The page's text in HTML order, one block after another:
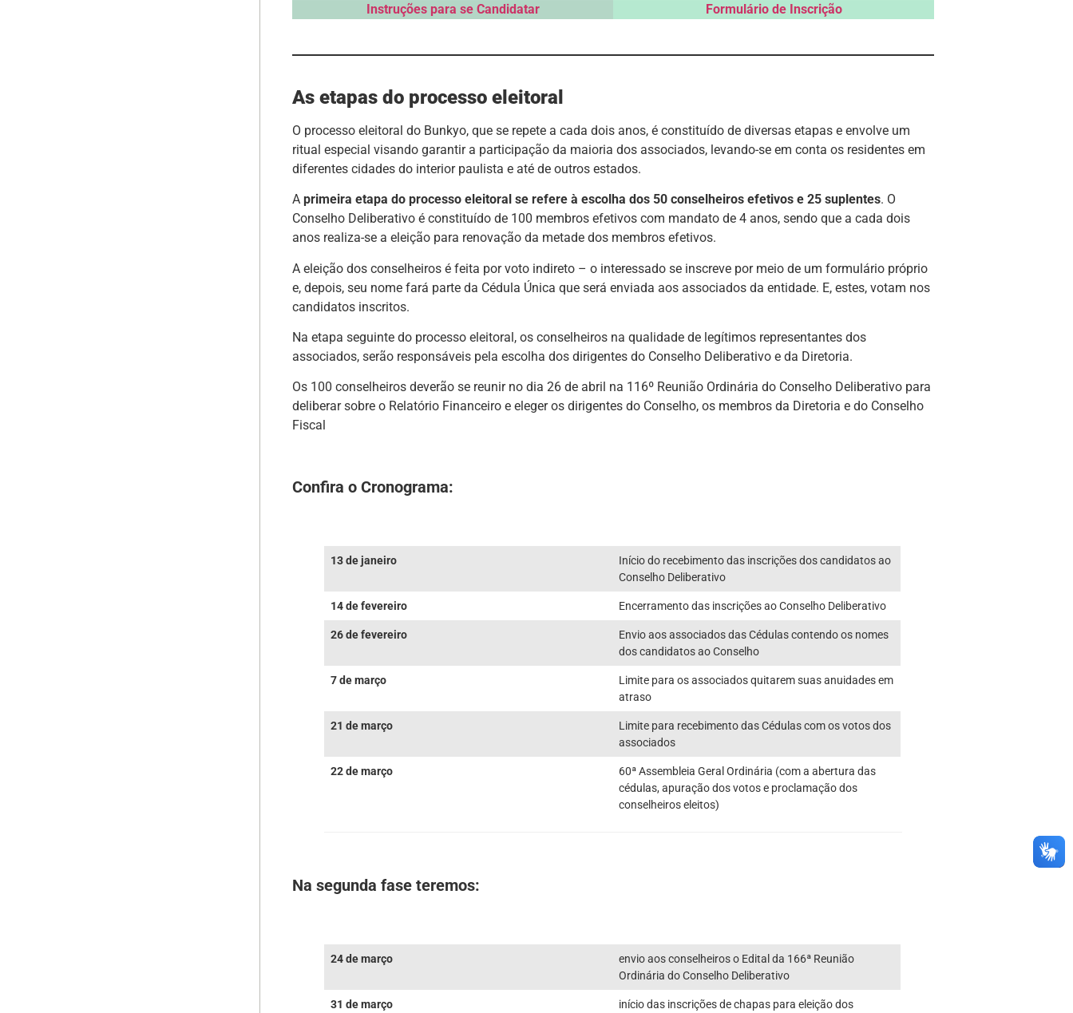
Instruções para se Candidatar Formulário de Inscrição
As etapas do processo eleitoral
O processo eleitoral do Bunkyo, que se repete a cada dois anos, é constituído de diversas etapas e envolve um
ritual especial visando garantir a participação da maioria dos associados, levando-se em conta os residentes em
diferentes cidades do interior paulista e até de outros estados.
Aprimeira etapa do processo eleitoral se refere à escolha dos 50 conselheiros efetivos e 25 suplentes. O
Conselho Deliberativo é constituído de 100 membros efetivos com mandato de 4 anos, sendo que a cada dois
anos realiza-se a eleição para renovação da metade dos membros efetivos.
A eleição dos conselheiros é feita por voto indireto – o interessado se inscreve por meio de um formulário próprio
e, depois, seu nome fará parte da Cédula Única que será enviada aos associados da entidade. E, estes, votam nos
candidatos inscritos.
Na etapa seguinte do processo eleitoral, os conselheiros na qualidade de legítimos representantes dos
associados, serão responsáveis pela escolha dos dirigentes do Conselho Deliberativo e da Diretoria.
Os 100 conselheiros deverão se reunir no dia 26 de abril na 116º Reunião Ordinária do Conselho Deliberativo para
deliberar sobre o Relatório Financeiro e eleger os dirigentes do Conselho, os membros da Diretoria e do Conselho
Fiscal
Confira o Cronograma:
13 de janeiro
Início do recebimento das inscrições dos candidatos ao
Conselho Deliberativo
14 de fevereiro Encerramento das inscrições ao Conselho Deliberativo
26 de fevereiro
Envio aos associados das Cédulas contendo os nomes
dos candidatos ao Conselho
7 de março
Limite para os associados quitarem suas anuidades em
atraso
21 de março
Limite para recebimento das Cédulas com os votos dos
associados
22 de março
60ª Assembleia Geral Ordinária (com a abertura das
cédulas, apuração dos votos e proclamação dos
conselheiros eleitos)
Na segunda fase teremos:
24 de março
envio aos conselheiros o Edital da 166ª Reunião
Ordinária do Conselho Deliberativo
31 de março
início das inscrições de chapas para eleição dos